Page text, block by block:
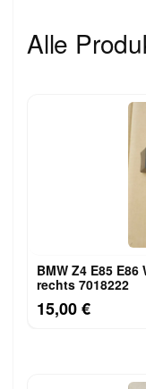
Alle
BMW Z4 E85 E86 Wasserablauf Frontscheibe A-Säule
rechts 7018222
15,00 €